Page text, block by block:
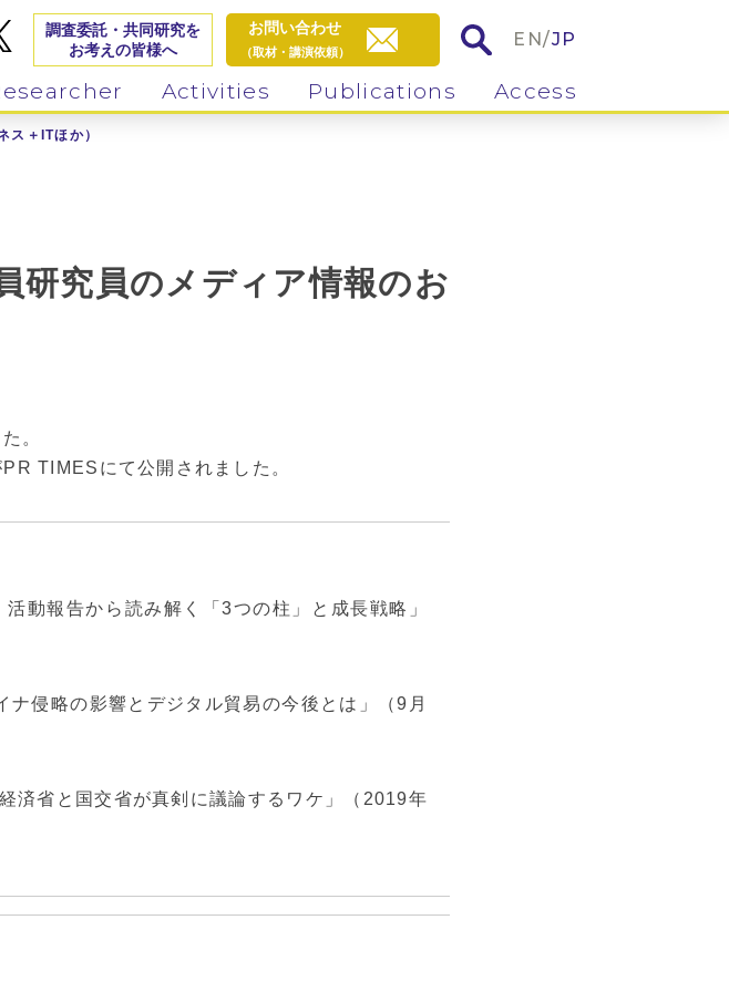
調査委託・共同研究を
お考えの皆様へ
お問い合わせ
（取材・講演依頼）
EN/JP
Activities Publications Access
ス＋ITほか）
研究員のメディア情報のお
。
TIMESにて公開されました。
動報告から読み解く「3つの柱」と成長戦略」
侵略の影響とデジタル貿易の今後とは」（9月
済省と国交省が真剣に議論するワケ」（2019年